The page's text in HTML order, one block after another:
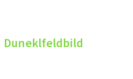
Duneklfeldbild